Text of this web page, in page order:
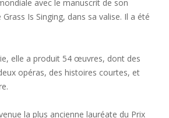
avec le manuscrit de son
Is Singing, dans sa valise. Il a été
elle a produit 54 œuvres, dont des
opéras, des histoires courtes, et
la plus ancienne lauréate du Prix